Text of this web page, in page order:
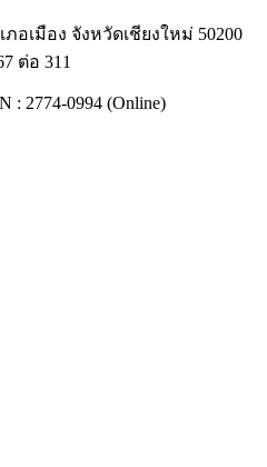
อเมือง จังหวัดเชียงใหม่ 50200
ต่อ 311
: 2774-0994 (Online)